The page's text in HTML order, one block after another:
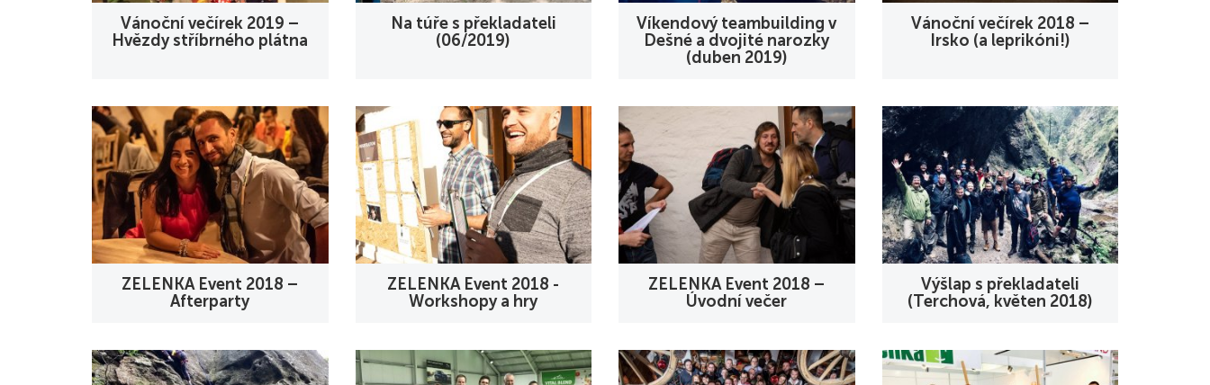
Vánoční večírek 2019 –
Hvězdy stříbrného plátna
Na túře s překladateli
(06/2019)
Víkendový teambuilding v
Dešné a dvojité narozky
(duben 2019)
Vánoční večírek 2018 –
Irsko (a leprikóni!)
ZELENKA Event 2018 –
Afterparty
ZELENKA Event 2018 -
Workshopy a hry
ZELENKA Event 2018 –
Úvodní večer
Výšlap s překladateli
(Terchová, květen 2018)